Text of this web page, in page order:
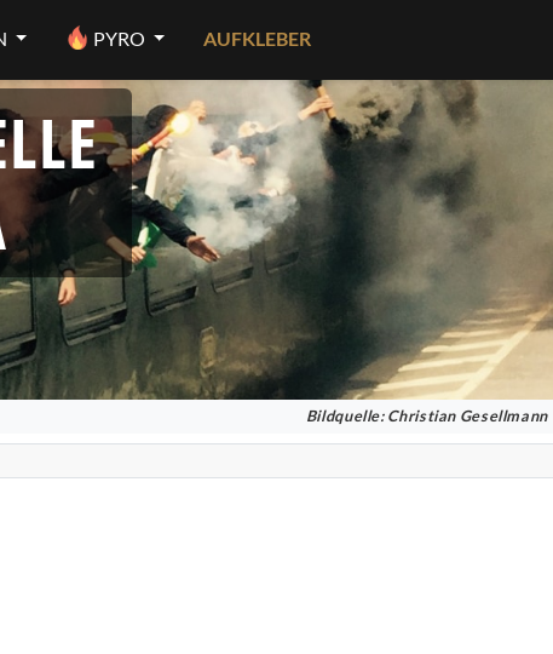
PYRO AUFKLEBER
Bildquelle: Christian Gesellmann